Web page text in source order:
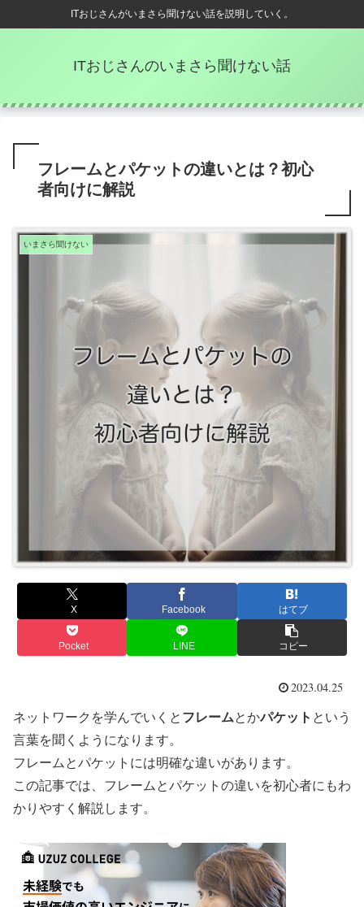
ITおじさんがいまさら聞けない話を説明していく。
ITおじさんのいまさら聞けない話
フレームとパケットの違いとは？初心
者向けに解説
いまさら聞けない
X Facebook はてブ
Pocket LINE コピー
2023.04.25
ネットワークを学んでいくと フレームとかパケット という
言葉を聞くようになります。
フレームとパケットには明確な違いがあります。
この記事では、フレームとパケットの違いを初心者にもわ
かりやすく解説します。